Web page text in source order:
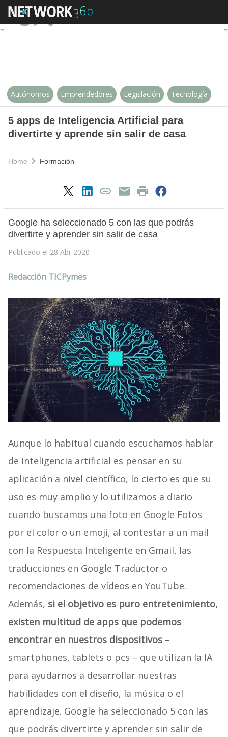
5 apps de Inteligencia Artificial
Autónomos Emprendedores Legislación Tecnología
5 apps de Inteligencia Artificial para
divertirte y aprende sin salir de casa
Home Formación
Google ha seleccionado 5 con las que podrás
divertirte y aprender sin salir de casa
Publicado el 28 Abr 2020
Redacción TICPymes
Aunque lo habitual cuando escuchamos hablar
de inteligencia artificial es pensar en su
aplicación a nivel científico, lo cierto es que su
uso es muy amplio y lo utilizamos a diario
cuando buscamos una foto en Google Fotos
por el color o un emoji, al contestar a un mail
con la Respuesta Inteligente en Gmail, las
traducciones en Google Traductor o
recomendaciones de vídeos en YouTube.
Además, si el objetivo es puro entretenimiento,
existen multitud de apps que podemos
encontrar en nuestros dispositivos –
smartphones, tablets o pcs – que utilizan la IA
para ayudarnos a desarrollar nuestras
habilidades con el diseño, la música o el
aprendizaje. Google ha seleccionado 5 con las
que podrás divertirte y aprender sin salir de